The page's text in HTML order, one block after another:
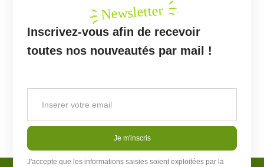
Newsletter
Inscrivez-vous afin de recevoir
toutes nos nouveautés par mail !
Je m'inscris
J'accepte que les informations saisies soient exploitées par la